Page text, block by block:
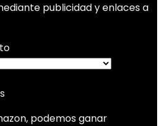
publicidad y enlaces a
podemos ganar